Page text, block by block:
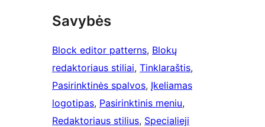
Savybės
Block editor patterns, Blokų
redaktoriaus stiliai, Tinklaraštis
Pasirinktinės spalvos, Įkeliamas
logotipas, Pasirinktinis meniu
Redaktoriaus stilius, Specialieji